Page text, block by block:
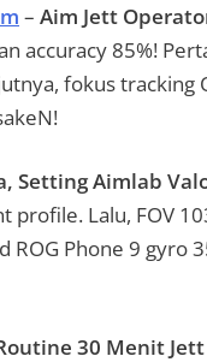
– Aim Jett
accuracy 85%!
fokus
Setting Aimlab
profile. Lalu, FOV
ROG Phone 9 gyro
30 Menit Jett